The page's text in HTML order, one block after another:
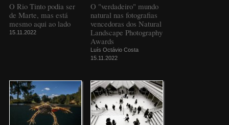
O Rio Tinto podia ser
de Marte, mas está
mesmo aqui ao lado
15.11.2022
O "verdadeiro" mundo
natural nas fotografias
vencedoras dos Natural
Landscape Photography
Awards
Luís Octávio Costa
15.11.2022